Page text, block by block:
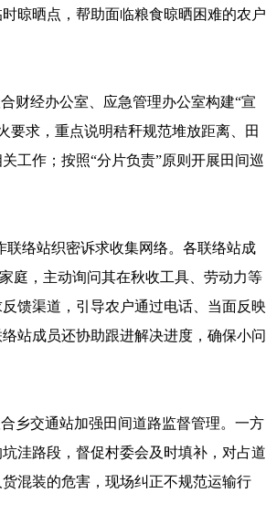
晾晒点，帮助面临粮食晾晒困难的农户
财经办公室、应急管理办公室构建“宣
要求，重点说明秸秆规范堆放距离、田
工作；按照“分片负责”原则开展田间巡
联络站织密诉求收集网络。各联络站成
庭，主动询问其在秋收工具、劳动力等
馈渠道，引导农户通过电话、当面反映
站成员还协助跟进解决进度，确保小问
乡交通站加强田间道路监督管理。一方
洼路段，督促村委会及时填补，对占道
混装的危害，现场纠正不规范运输行